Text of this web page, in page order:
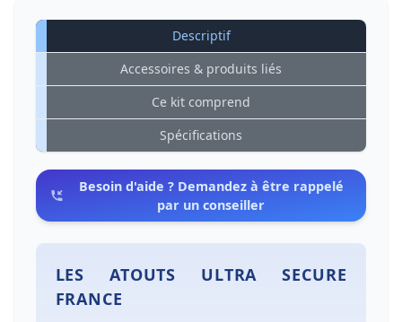
Descriptif
Accessoires & produits liés
Ce kit comprend
Spécifications
Besoin d'aide ? Demandez à être rappelé
par un conseiller
LES ATOUTS ULTRA SECURE
FRANCE